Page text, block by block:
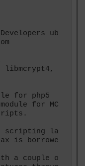
ub
libmcrypt4,
for php5
for MC
scripting la
is borrowe
a couple o